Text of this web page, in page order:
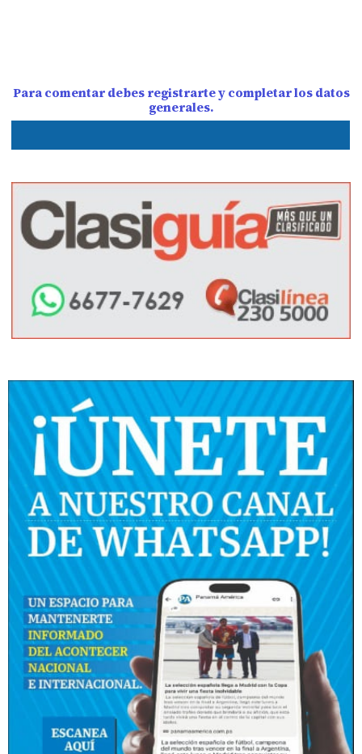
Para comentar debes registrarte y completar los datos
generales.